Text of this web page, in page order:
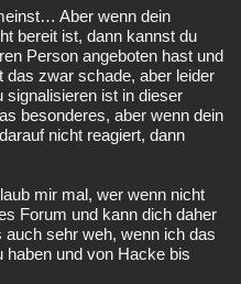
Aber wenn dein
bereit ist, dann kannst du
Person angeboten hast und
das zwar schade, aber leider
signalisieren ist in dieser
besonderes, aber wenn dein
nicht reagiert, dann
mir mal, wer wenn nicht
Forum und kann dich daher
sehr weh, wenn ich das
haben und von Hacke bis